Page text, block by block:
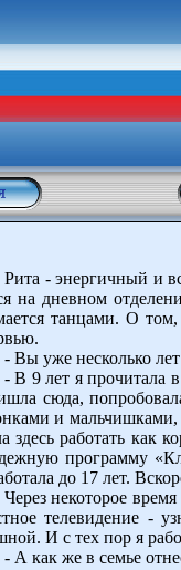
Рита - энергичный и
на дневном
танцами. О том,
- Вы уже несколько
- В 9 лет я прочитала
сюда,
и
здесь работать как
программу
до 17 лет.
Через некоторое
телевидение -
И с тех пор я
- А как же в семье